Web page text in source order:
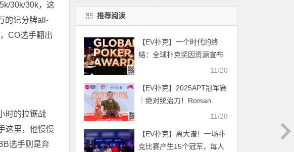
30k/30k，这
的记分牌all-
CO选手翻出
时的拉锯战
这里，他慢慢
选手则是弃
推荐阅读
【EV扑克】一个时代的终
结：全球扑克奖因资源宣布
11/20
【EV扑克】2025APT冠军赛
｜绝对统治力！Roman
Hrabec 超级豪客冠军赛全程
11/28
【EV扑克】离大谱！一场扑
克比赛产生15个冠军，每人